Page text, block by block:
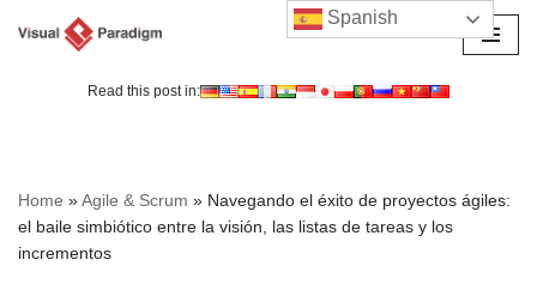
Read this post in:
Home »Agile & Scrum » Navegando el éxito de proyectos ágiles:
el baile simbiótico entre la visión, las listas de tareas y los
incrementos
Spanish